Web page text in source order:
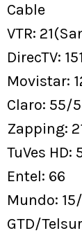
Cable
VTR:
DirecTV:
Movistar:
Claro: 55/
Zapping:
TuVes HD:
Entel: 66
Mundo:
GTD/